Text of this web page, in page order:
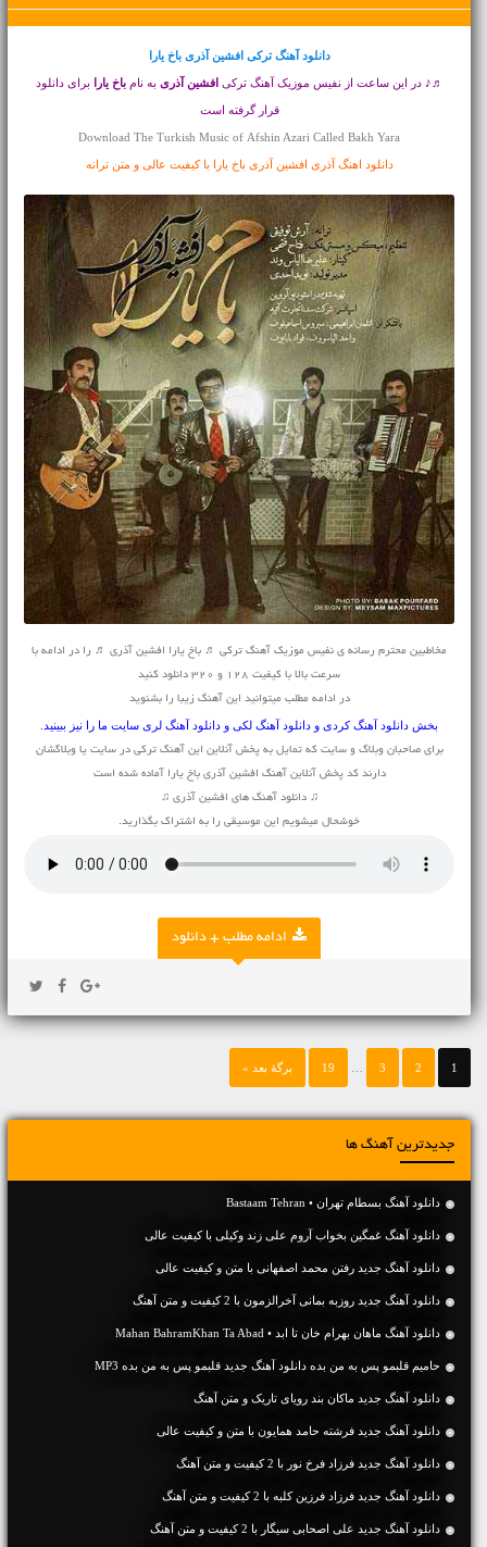
دانلود آهنگ ترکی افشین آذری باخ یارا
♬♪ در این ساعت از نفیس موزیک آهنگ ترکیافشین آذری به نامباخ یارا برای دانلود
قرار گرفته است
Download The Turkish Music of Afshin Azari Called Bakh Yara
دانلود اهنگ آذری افشین آذری باخ یارا با کیفیت عالی و متن ترانه
مخاطبین محترم رسانه ی نفیس موزیک آهنگ ترکی ♬ باخ یارا افشین آذری ♬ را در ادامه با
سرعت بالا با کیفیت 128 و 320 دانلود کنید
در ادامه مطلب میتوانید این آهنگ زیبا را بشنوید
بخش دانلود آهنگ کردیو دانلود آهنگ لکیو دانلود آهنگ لریسایت ما را نیز ببینید.
برای صاحبان وبلاگ و سایت که تمایل به پخش آنلاین این آهنگ ترکی در سایت یا وبلاگشان
دارند کد پخش آنلاین آهنگ افشین آذری باخ یارا آماده شده است
♫ دانلود آهنگ های افشین آذری ♫
خوشحال میشویم این موسیقی را به اشتراک بگذارید.
ادامه مطلب + دانلود
1
2
3
19 برگهٔ بعد »
جدیدترین آهنگ ها
دانلود آهنگ بسطام تهران • Bastaam Tehran
دانلود آهنگ غمگین بخواب آروم علی زند وکیلی با کیفیت عالی
دانلود آهنگ جديد رفتن محمد اصفهانی با متن و کیفیت عالی
دانلود آهنگ جديد روزبه بمانی آخرالزمون با 2 کیفیت و متن آهنگ
دانلود آهنگ ماهان بهرام خان تا ابد • Mahan BahramKhan Ta Abad
حامیم قلبمو پس به من بده دانلود آهنگ جدید قلبمو پس به من بده MP3
دانلود آهنگ جديد ماکان بند رویای تاریک و متن آهنگ
دانلود آهنگ جديد فرشته حامد همایون با متن و کیفیت عالی
دانلود آهنگ جديد فرزاد فرخ نور با 2 کیفیت و متن آهنگ
دانلود آهنگ جديد فرزاد فرزین کلبه با 2 کیفیت و متن آهنگ
دانلود آهنگ جديد علی اصحابی سیگار با 2 کیفیت و متن آهنگ